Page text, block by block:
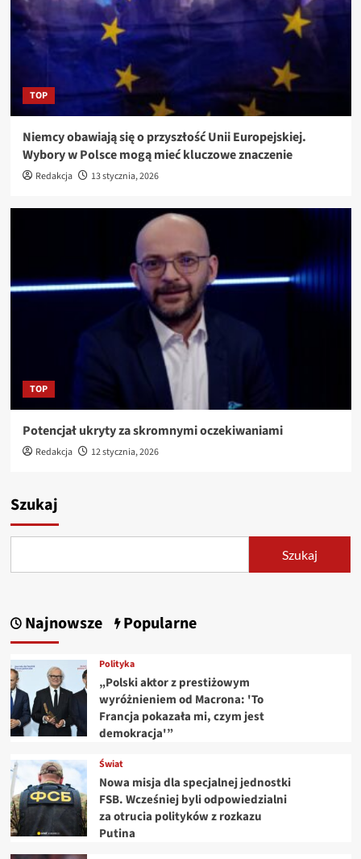
TOP
Niemcy obawiają się o przyszłość Unii Europejskiej.
Wybory w Polsce mogą mieć kluczowe znaczenie
Redakcja 13 stycznia, 2026
TOP
Potencjał ukryty za skromnymi oczekiwaniami
Redakcja 12 stycznia, 2026
Szukaj
Szukaj
Najnowsze Popularne
Polityka
„Polski aktor z prestiżowym
wyróżnieniem od Macrona: 'To
Francja pokazała mi, czym jest
demokracja'”
Świat
Nowa misja dla specjalnej jednostki
FSB. Wcześniej byli odpowiedzialni
za otrucia polityków z rozkazu
Putina